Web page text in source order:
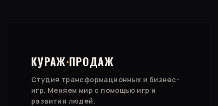
КУРАЖ·ПРОДАЖ
Студия трансформационных и бизнес-
игр. Меняем мир с помощью игр и
развития людей.